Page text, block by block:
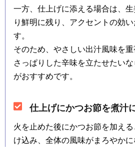
一方、仕上げに添える場合は、
り鮮明に残り、アクセントの効
す。
そのため、やさしい出汁風味を重
さっぱりした辛味を立たせたい
がおすすめです。
仕上げにかつお節を煮汁
火を止めた後にかつお節を加え
け込み、全体の風味がまろやかに